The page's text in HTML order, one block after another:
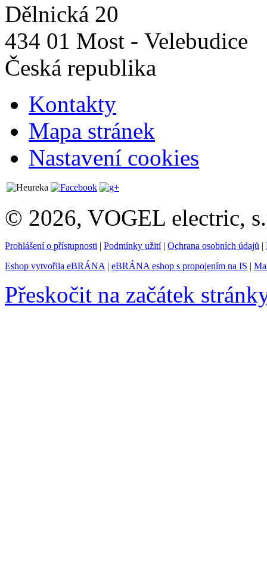
Dělnická 20
434 01 Most - Velebudice
Česká republika
Kontakty
Mapa stránek
Nastavení cookies
© 2026, VOGEL electric,
Prohlášení o přístupnosti | Podmínky užití| Ochrana osobních údajů |
Eshop vytvořila eBRÁNA | eBRÁNA eshop s propojením na IS |
Přeskočit na začátek